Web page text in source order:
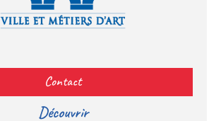
(s’ouvre
dans
un
(s’ouvre
dans
un
(s’ouvre
dans
un
(s’ouvre
un
Contact
Découvrir